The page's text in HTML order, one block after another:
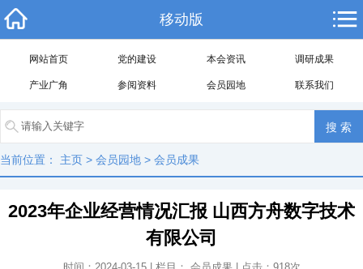
移动版
网站首页 党的建设 本会资讯 调研成果
产业广角 参阅资料 会员园地 联系我们
当前位置： 主页 > 会员园地 > 会员成果
2023年企业经营情况汇报 山西方舟数字技术
有限公司